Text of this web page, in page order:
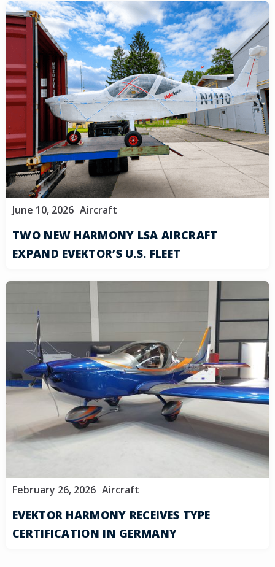
June 10, 2026 Aircraft
TWO NEW HARMONY LSA AIRCRAFT
EXPAND EVEKTOR’S U.S. FLEET
February 26, 2026 Aircraft
EVEKTOR HARMONY RECEIVES TYPE
CERTIFICATION IN GERMANY